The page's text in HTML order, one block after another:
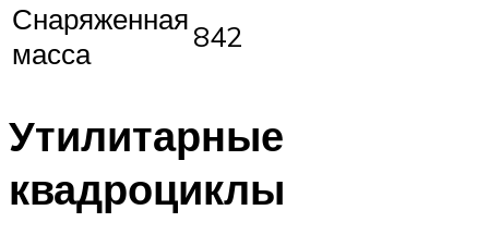
Снаряженная
масса
842
Утилитарные
квадроциклы